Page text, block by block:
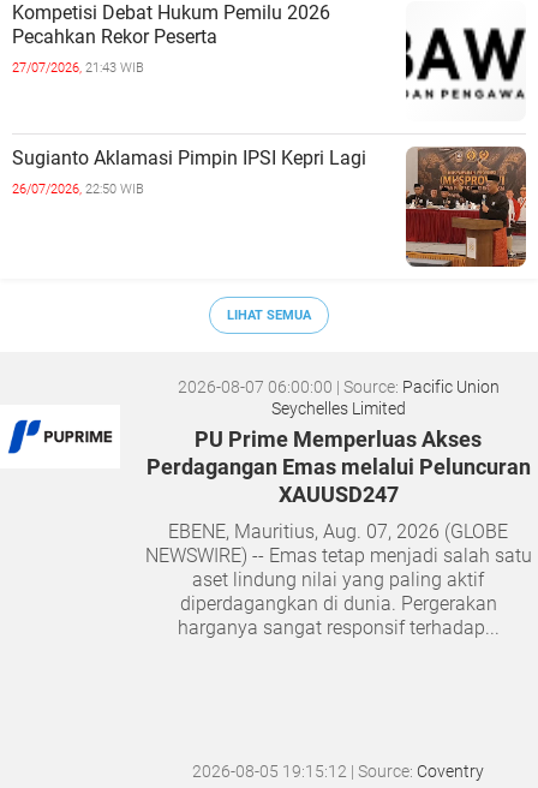
Kompetisi Debat Hukum Pemilu 2026
Pecahkan Rekor Peserta
27/07/2026, 21:43 WIB
Sugianto Aklamasi Pimpin IPSI Kepri Lagi
26/07/2026, 22:50 WIB
LIHAT SEMUA
2026-08-07 06:00:00 | Source: Pacific Union
Seychelles Limited
PU Prime Memperluas Akses
Perdagangan Emas melalui Peluncuran
XAUUSD247
EBENE, Mauritius, Aug. 07, 2026 (GLOBE
NEWSWIRE) -- Emas tetap menjadi salah satu
aset lindung nilai yang paling aktif
diperdagangkan di dunia. Pergerakan
harganya sangat responsif terhadap...
2026-08-05 19:15:12 | Source: Coventry